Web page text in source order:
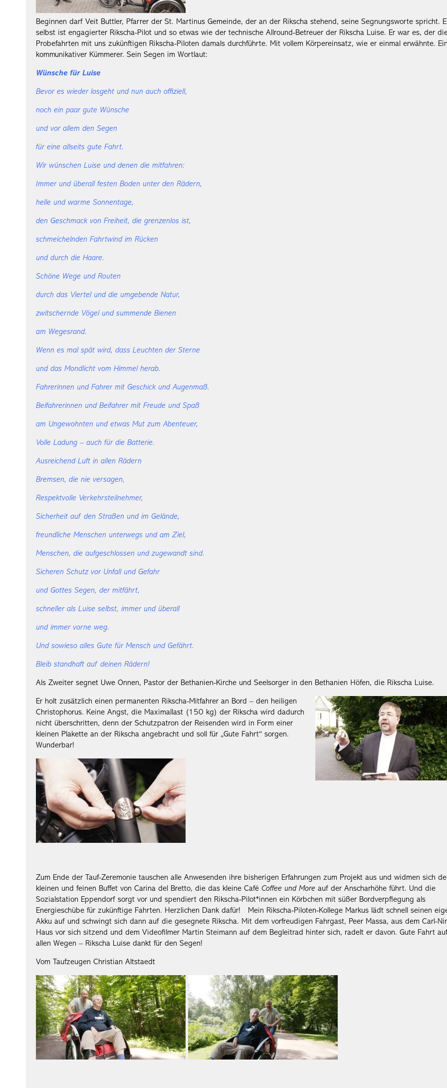
Beginnen darf Veit Buttler, Pfarrer der St. Martinus Gemeinde, der an der Rikscha stehend, seine Segnungsworte spricht.
selbst ist engagierter Rikscha-Pilot und so etwas wie der technische Allround-Betreuer der Rikscha Luise. Er war es, der
Probefahrten mit uns zukünftigen Rikscha-Piloten damals durchführte. Mit vollem Körpereinsatz, wie er einmal erwähnte. Ein
kommunikativer Kümmerer. Sein Segen im Wortlaut:
Wünsche für Luise
Bevor es wieder losgeht und nun auch offiziell,
noch ein paar gute Wünsche
und vor allem den Segen
für eine allseits gute Fahrt.
Wir wünschen Luise und denen die mitfahren:
Immer und überall festen Boden unter den Rädern,
helle und warme Sonnentage,
den Geschmack von Freiheit, die grenzenlos ist,
schmeichelnden Fahrtwind im Rücken
und durch die Haare.
Schöne Wege und Routen
durch das Viertel und die umgebende Natur,
zwitschernde Vögel und summende Bienen
am Wegesrand.
Wenn es mal spät wird, dass Leuchten der Sterne
und das Mondlicht vom Himmel herab.
Fahrerinnen und Fahrer mit Geschick und Augenmaß.
Beifahrerinnen und Beifahrer mit Freude und Spaß
am Ungewohnten und etwas Mut zum Abenteuer,
Volle Ladung – auch für die Batterie.
Ausreichend Luft in allen Rädern
Bremsen, die nie versagen,
Respektvolle Verkehrsteilnehmer,
Sicherheit auf den Straßen und im Gelände,
freundliche Menschen unterwegs und am Ziel,
Menschen, die aufgeschlossen und zugewandt sind.
Sicheren Schutz vor Unfall und Gefahr
und Gottes Segen, der mitfährt,
schneller als Luise selbst, immer und überall
und immer vorne weg.
Und sowieso alles Gute für Mensch und Gefährt.
Bleib standhaft auf deinen Rädern!
Als Zweiter segnet Uwe Onnen, Pastor der Bethanien-Kirche und Seelsorger in den Bethanien Höfen, die Rikscha Luise.
Er holt zusätzlich einen permanenten Rikscha-Mitfahrer an Bord – den heiligen
Christophorus. Keine Angst, die Maximallast (150 kg) der Rikscha wird dadurch
nicht überschritten, denn der Schutzpatron der Reisenden wird in Form einer
kleinen Plakette an der Rikscha angebracht und soll für „Gute Fahrt“ sorgen.
Wunderbar!
Zum Ende der Tauf-Zeremonie tauschen alle Anwesenden ihre bisherigen Erfahrungen zum Projekt aus und widmen sich
kleinen und feinen Buffet von Carina del Bretto, die das kleine Café Coffee und More auf der Anscharhöhe führt. Und die
Sozialstation Eppendorf sorgt vor und spendiert den Rikscha-Pilot*innen ein Körbchen mit süßer Bordverpflegung als
Energieschübe für zukünftige Fahrten. Herzlichen Dank dafür! Mein Rikscha-Piloten-Kollege Markus lädt schnell seinen
Akku auf und schwingt sich dann auf die gesegnete Rikscha. Mit dem vorfreudigen Fahrgast, Peer Massa, aus dem Carl-
Haus vor sich sitzend und dem Videofilmer Martin Steimann auf dem Begleitrad hinter sich, radelt er davon. Gute Fahrt
allen Wegen – Rikscha Luise dankt für den Segen!
Vom Taufzeugen Christian Altstaedt